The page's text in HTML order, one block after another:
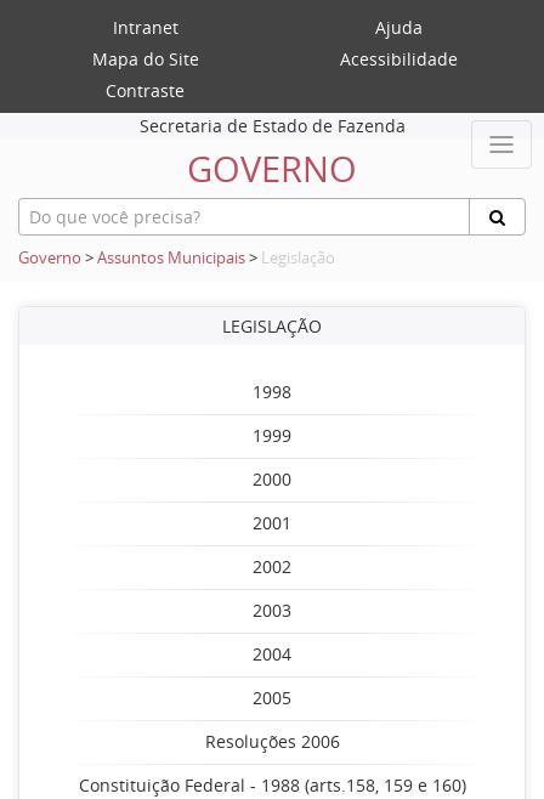
Intranet
Ajuda
Mapa do Site
Acessibilidade
Contraste
Secretaria de Estado de Fazenda
GOVERNO
Governo >Assuntos Municipais> Legislação
LEGISLAÇÃO
1998
1999
2000
2001
2002
2003
2004
2005
Resoluções 2006
Constituição Federal - 1988 (arts.158, 159 e 160)